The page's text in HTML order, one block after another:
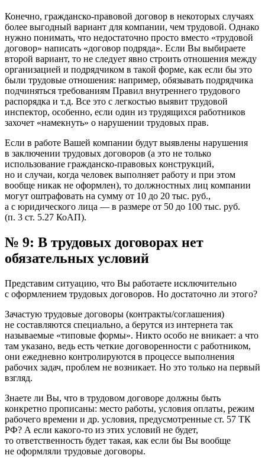
Конечно, гражданско-правовой договор в некоторых случаях
более выгодный вариант для компании, чем трудовой. Однако
нужно понимать, что недостаточно просто вместо «трудовой
договор» написать «договор подряда». Если Вы выбираете
второй вариант, то не следует явно строить отношения между
организацией и подрядчиком в такой форме, как если бы это
были трудовые отношения: например, обязывать подрядчика
подчиняться требованиям Правил внутреннего трудового
распорядка и т.д. Все это с легкостью выявит трудовой
инспектор, особенно, если один из трудящихся работников
захочет «намекнуть» о нарушении трудовых прав.
Если в работе Вашей компании будут выявлены нарушения
в заключении трудовых договоров (а это не только
использование гражданско-правовых конструкций,
но и случаи, когда человек выполняет работу и при этом
вообще никак не оформлен), то должностных лиц компании
могут оштрафовать на сумму от 10 до 20 тыс. руб.,
а с юридического лица — в размере от 50 до 100 тыс. руб.
(п. 3 ст. 5.27 КоАП).
№ 9: В трудовых договорах нет
обязательных условий
Представим ситуацию, что Вы работаете исключительно
с оформлением трудовых договоров. Но достаточно ли этого?
Зачастую трудовые договоры (контракты/соглашения)
не составляются специально, а берутся из интернета так
называемые «типовые формы». Никто особо не вникает: а что
там указано, ведь есть четкие договоренности с работником,
они ежедневно контролируются в процессе выполнения
рабочих задач, проблем не возникает. Но это только на первый
взгляд.
Знаете ли Вы, что в трудовом договоре должны быть
конкретно прописаны: место работы, условия оплаты, режим
рабочего времени и др. условия, предусмотренные ст. 57 ТК
РФ? А если какого-то из этих условий не будет,
то ответственность будет такая, как если бы Вы вообще
не оформляли трудовые договоры.